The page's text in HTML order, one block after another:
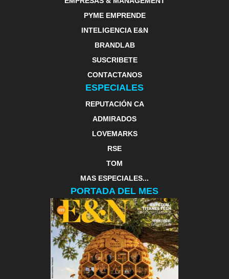
PYME EMPRENDE
INTELIGENCIA E&N
BRANDLAB
SUSCRIBETE
CONTACTANOS
ESPECIALES
REPUTACIÓN CA
ADMIRADOS
LOVEMARKS
RSE
TOM
MAS ESPECIALES...
PORTADA DEL MES